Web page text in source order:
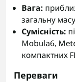
Вага:
загальну
Сумісність:
Mobula6,
компактних
Переваги